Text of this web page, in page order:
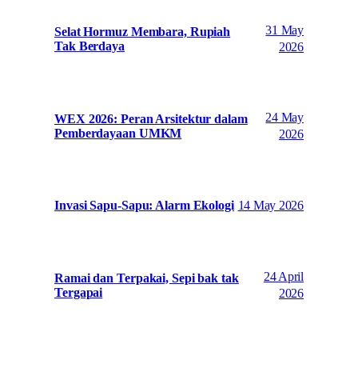
Selat Hormuz Membara, Rupiah
Tak Berdaya
31 May
2026
WEX 2026: Peran Arsitektur dalam
Pemberdayaan UMKM
24 May
2026
Invasi Sapu-Sapu: Alarm Ekologi 14 May 2026
Ramai dan Terpakai, Sepi bak tak
Tergapai
24 April
2026